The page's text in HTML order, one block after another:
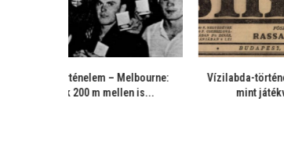
Vízilabda-történelem – “Football in the
water” – a...